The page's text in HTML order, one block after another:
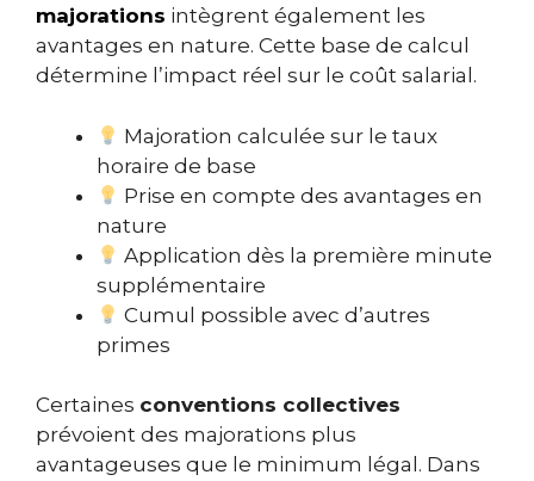
majorations intègrent également les
avantages en nature. Cette base de calcul
détermine l’impact réel sur le coût salarial.
Majoration calculée sur le taux
horaire de base
Prise en compte des avantages en
nature
Application dès la première minute
supplémentaire
Cumul possible avec d’autres
primes
Certaines conventions collectives
prévoient des majorations plus
avantageuses que le minimum légal. Dans